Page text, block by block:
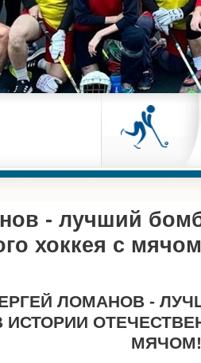
- лучший
хоккея с мячом
ЛОМАНОВ -
ИСТОРИИ
МЯЧОМ!